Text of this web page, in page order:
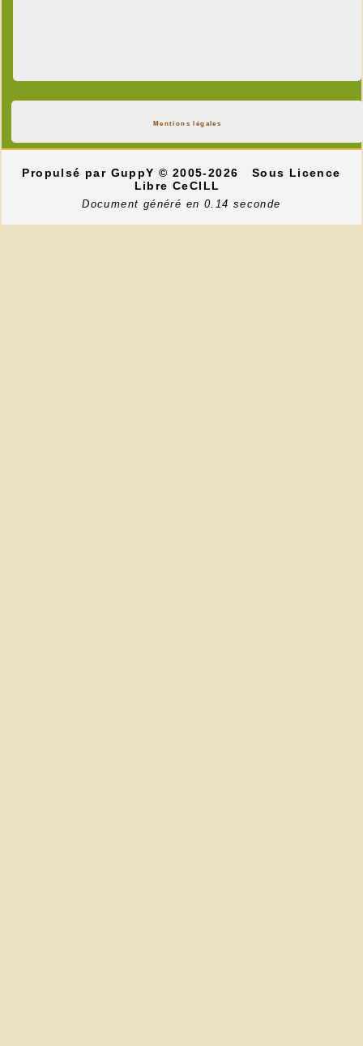
Mentions légales
Propulsé par GuppY© 2005-2026
Sous Licence
Libre CeCILL
Document généré en 0.14 seconde